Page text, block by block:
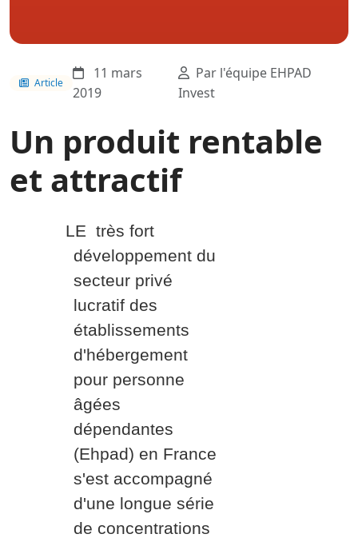
Article
11 mars
2019
Par l'équipe EHPAD
Invest
Un produit rentable
et attractif
LE très fort
développement du
secteur privé
lucratif des
établissements
d'hébergement
pour personne
âgées
dépendantes
(Ehpad) en France
s'est accompagné
d'une longue série
de concentrations